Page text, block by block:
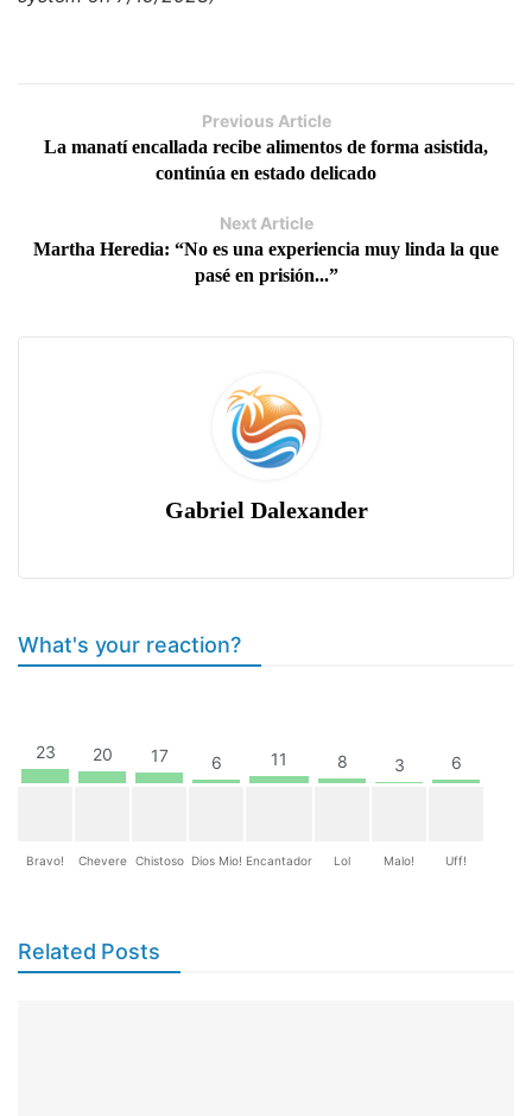
Previous Article
La manatí encallada recibe alimentos de forma asistida,
continúa en estado delicado
Next Article
Martha Heredia: “No es una experiencia muy linda la que
pasé en prisión...”
Gabriel Dalexander
What's your reaction?
23
Bravo!
20
Chevere
17
Chistoso
6
Dios Mio!
11
Encantador
8
Lol
3
Malo!
6
Uff!
Related Posts